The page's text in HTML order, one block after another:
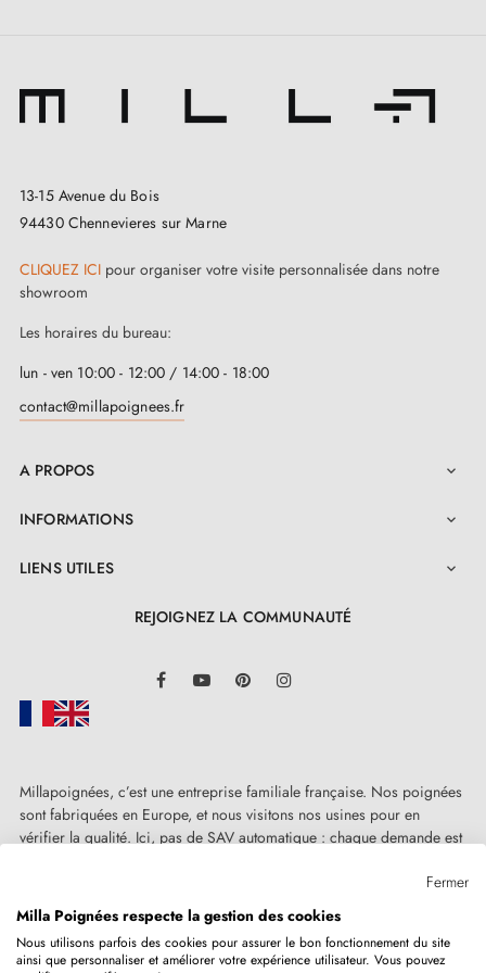
13-15 Avenue du Bois
94430 Chennevieres sur Marne
CLIQUEZ ICI pour organiser votre visite personnalisée dans notre
showroom
Les horaires du bureau:
lun - ven 10:00 - 12:00 / 14:00 - 18:00
contact@millapoignees.fr
A PROPOS 
INFORMATIONS 
LIENS UTILES 
REJOIGNEZ LA COMMUNAUTÉ
FacebookYouTube Pinterest
Millapoignées, c’est une entreprise familiale française. Nos poignées
sont fabriquées en Europe, et nous visitons nos usines pour en
vérifier la qualité. Ici, pas de SAV automatique : chaque demande est
Copyright © 2026MILLA POIGNEESTous droits réservés.
Fermer
Milla Poignées respecte la gestion des cookies
Nous utilisons parfois des cookies pour assurer le bon fonctionnement du site
ainsi que personnaliser et améliorer votre expérience utilisateur. Vous pouvez